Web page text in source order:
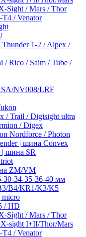
Sight / Mars / Thor
T4 / Venator
1-2 / Alpex /
/ Rico / Saim / Tube /
SA/NV008/LRF
/ Trail / Digisight ultra
/ Digex
Nordforce / Photon
| шина Convex
| шина SR
ZM/VM
30-34-35-36-40 мм
B4/KR1/K3/K5
micro
/ HD
Sight / Mars / Thor
sight I+II/Thor/Mars
T4 / Venator